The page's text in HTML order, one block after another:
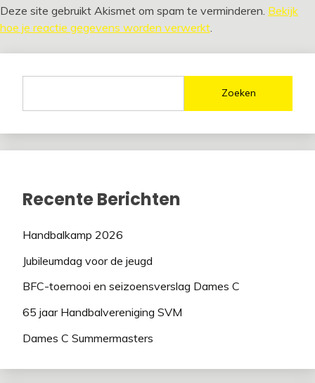
Deze site gebruikt Akismet om spam te verminderen. Bekijk
hoe je reactie gegevens worden verwerkt
Zoeken
Recente Berichten
Handbalkamp 2026
Jubileumdag voor de jeugd
BFC-toernooi en seizoensverslag Dames C
65 jaar Handbalvereniging SVM
Dames C Summermasters